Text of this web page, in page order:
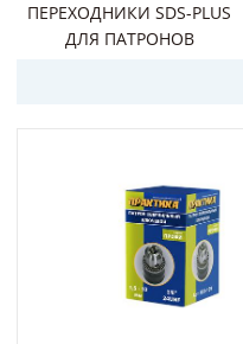
ПЕРЕХОДНИКИ SDS-PLUS
ДЛЯ ПАТРОНОВ